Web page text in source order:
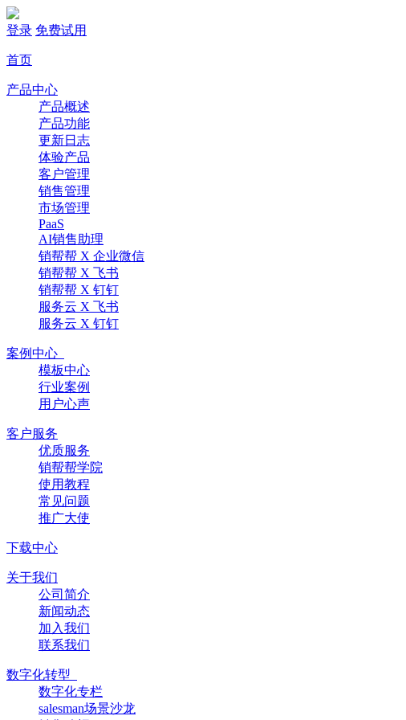
登录 免费试用
首页
产品中心
产品概述
产品功能
更新日志
体验产品
客户管理
销售管理
市场管理
PaaS
AI销售助理
销帮帮 X 企业微信
销帮帮 X 飞书
销帮帮 X 钉钉
服务云 X 飞书
服务云 X 钉钉
案例中心
模板中心
行业案例
用户心声
客户服务
优质服务
销帮帮学院
使用教程
常见问题
推广大使
下载中心
关于我们
公司简介
新闻动态
加入我们
联系我们
数字化转型
数字化专栏
salesman场景沙龙